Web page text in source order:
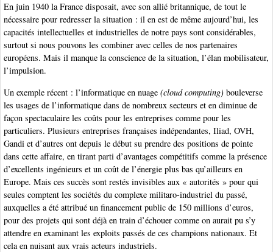
En juin 1940 la France disposait, avec son allié britannique, de tout le
nécessaire pour redresser la situation : il en est de même aujourd’hui, les
capacités intellectuelles et industrielles de notre pays sont considérables,
surtout si nous pouvons les combiner avec celles de nos partenaires
européens. Mais il manque la conscience de la situation, l’élan mobilisateur,
l’impulsion.
Un exemple récent : l’informatique en nuage (cloud computing) bouleverse
les usages de l’informatique dans de nombreux secteurs et en diminue de
façon spectaculaire les coûts pour les entreprises comme pour les
particuliers. Plusieurs entreprises françaises indépendantes, Iliad, OVH,
Gandi et d’autres ont depuis le début su prendre des positions de pointe
dans cette affaire, en tirant parti d’avantages compétitifs comme la présence
d’excellents ingénieurs et un coût de l’énergie plus bas qu’ailleurs en
Europe. Mais ces succès sont restés invisibles aux « autorités » pour qui
seules comptent les sociétés du complexe militaro-industriel du passé,
auxquelles a été attribué un financement public de 150 millions d’euros,
pour des projets qui sont déjà en train d’échouer comme on aurait pu s’y
attendre en examinant les exploits passés de ces champions nationaux. Et
cela en nuisant aux vrais acteurs industriels.